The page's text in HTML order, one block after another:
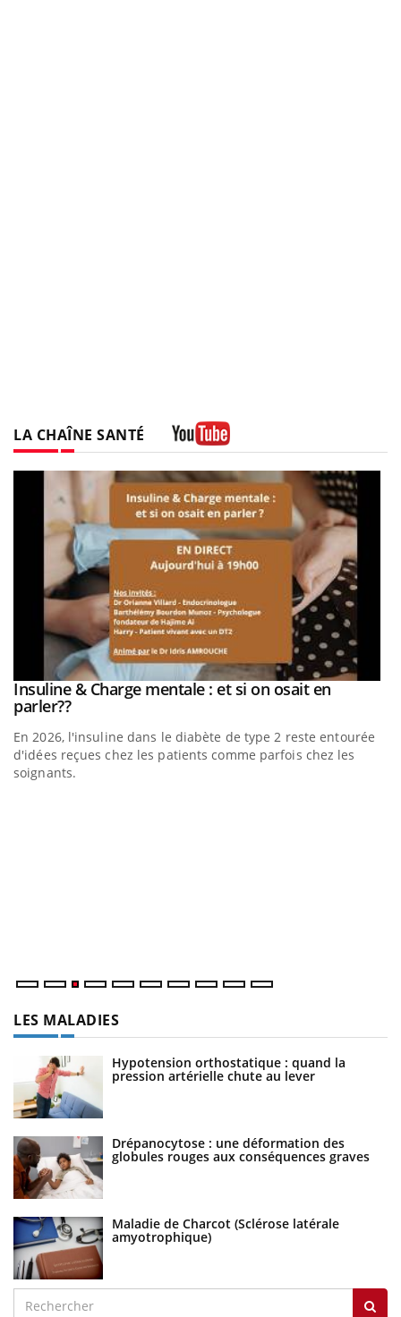
LA CHAÎNE SANTÉ
Youtube
Insuline & Charge mentale : et si on osait en
parler??Youtube
En 2026, l'insuline dans le diabète de type 2 reste entourée
d'idées reçues chez les patients comme parfois chez les
soignants.
LES MALADIES
Hypotension orthostatique : quand la
pression artérielle chute au lever
Drépanocytose : une déformation des
globules rouges aux conséquences graves
Maladie de Charcot (Sclérose latérale
amyotrophique)